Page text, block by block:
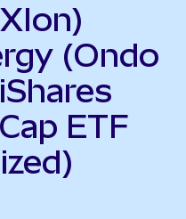
(Ondo
ETF